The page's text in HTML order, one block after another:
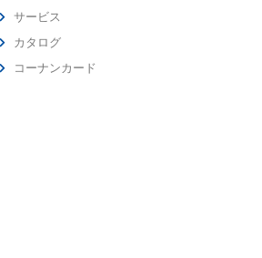
サービス
カタログ
コーナンカード